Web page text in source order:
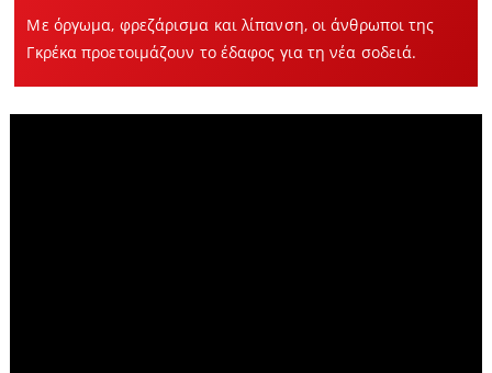
Με όργωμα, φρεζάρισμα και λίπανση, οι άνθρωποι της
Γκρέκα προετοιμάζουν το έδαφος για τη νέα σοδειά.